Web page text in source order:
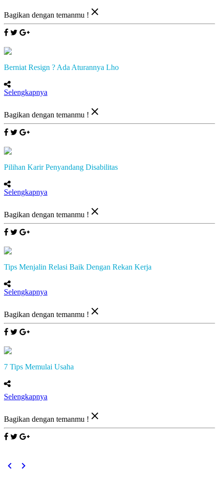
Bagikan dengan temanmu ! close
Berniat Resign ? Ada Aturannya Lho
Selengkapnya
Bagikan dengan temanmu ! close
Pilihan Karir Penyandang Disabilitas
Selengkapnya
Bagikan dengan temanmu ! close
Tips Menjalin Relasi Baik Dengan Rekan Kerja
Selengkapnya
Bagikan dengan temanmu ! close
7 Tips Memulai Usaha
Selengkapnya
Bagikan dengan temanmu ! close
keyboard_arrow_left keyboard_arrow_right